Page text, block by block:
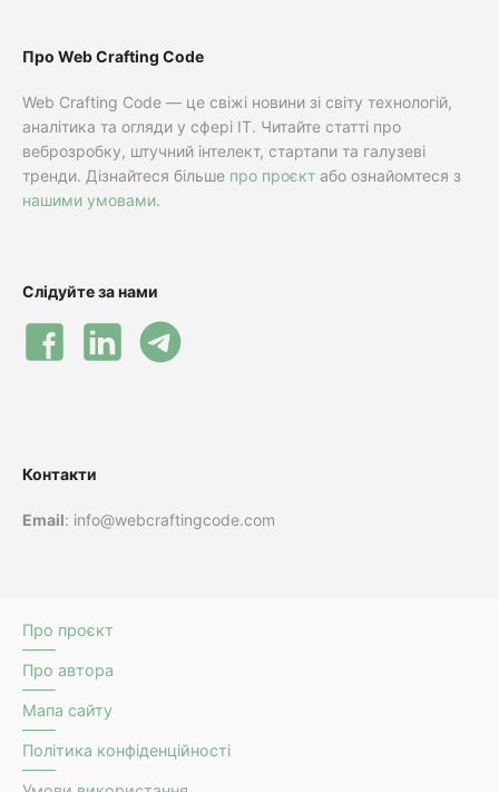
Про Web Crafting Code
Web Crafting Code — це свіжі новини зі світу технологій,
аналітика та огляди у сфері IT. Читайте статті про
веброзробку, штучний інтелект, стартапи та галузеві
тренди. Дізнайтеся більше про проєкт або ознайомтеся з
нашими умовами.
Слідуйте за нами
Контакти
Email: info@webcraftingcode.com
Про проєкт
Про автора
Мапа сайту
Політика конфіденційності